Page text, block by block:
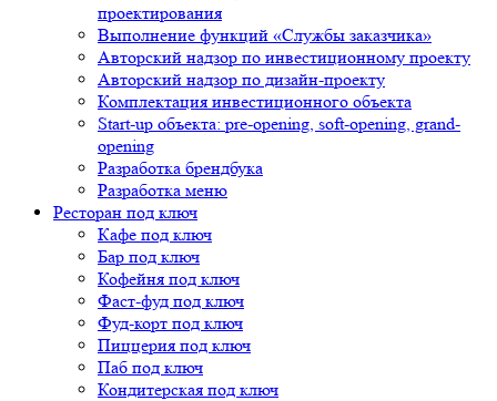
проектирования
Выполнение функций «Службы заказчика»
Авторский надзор по инвестиционному проекту
Авторский надзор по дизайн-проекту
Комплектация инвестиционного объекта
Start-up объекта: pre-opening, soft-opening, grand-
opening
Разработка брендбука
Разработка меню
Ресторан под ключ
Кафе под ключ
Бар под ключ
Кофейня под ключ
Фаст-фуд под ключ
Фуд-корт под ключ
Пиццерия под ключ
Паб под ключ
Кондитерская под ключ